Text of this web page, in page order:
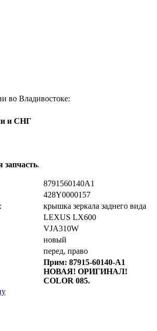
во Владивостоке:
и СНГ
запчасть.
8791560140A1
428Y0000157
крышка зеркала заднего вида
LEXUS LX600
VJA310W
новый
перед, право
Прим: 87915-60140-A1
НОВАЯ! ОРИГИНАЛ!
COLOR 085.